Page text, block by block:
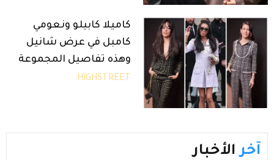
كاميلا كابيلو ونعومي
كامبل في عرض شانيل
وهذه تفاصيل المجموعة
HIGHSTREET
آخر الأخبار